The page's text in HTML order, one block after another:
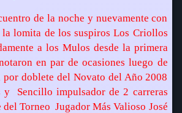
de la noche y nuevamente con
la lomita de los suspiros Los Criollos
a los Mulos desde la primera
en par de ocasiones luego de
doblete del Novato del Año 2008
y
Sencillo impulsador de 2 carreras
Torneo  Jugador Más Valioso José